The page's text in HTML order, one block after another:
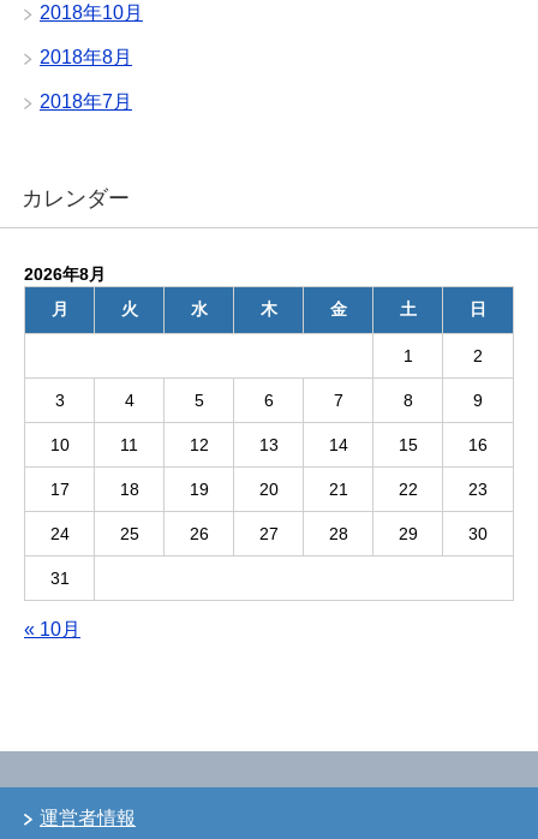
2018年10月
2018年8月
2018年7月
カレンダー
2026年8月
月
火 水 木 金 土 日
1 2
3 4 5 6 7 8 9
10 11 12 13 14 15 16
17 18 19 20 21 22 23
24 25 26 27 28 29 30
31
« 10月
運営者情報